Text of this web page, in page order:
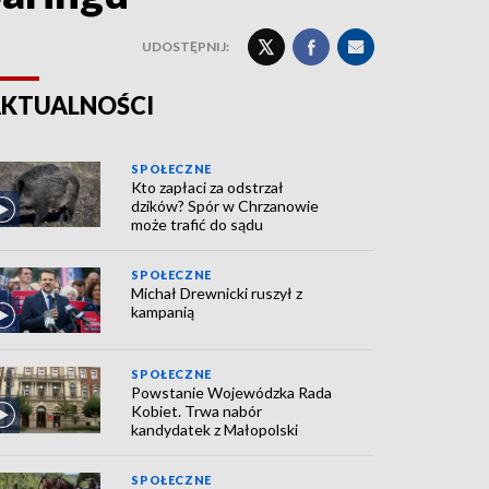
UDOSTĘPNIJ:
SPOŁECZNE
Kto zapłaci za odstrzał
dzików? Spór w Chrzanowie
może trafić do sądu
SPOŁECZNE
Michał Drewnicki ruszył z
kampanią
SPOŁECZNE
Powstanie Wojewódzka Rada
Kobiet. Trwa nabór
kandydatek z Małopolski
SPOŁECZNE